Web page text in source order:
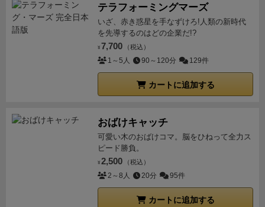
テラフォーミングマーズ
いざ、赤き惑星を手なずけろ!人類の新時代
を先導するのはどの企業だ!?
¥ 7,700 （税込）
1～5人 90～120分 129件
カートに追加する
おばけキャッチ
可愛い木のおばけコマ。脳をひねって全力ス
ピード勝負。
¥ 2,500 （税込）
2～8人 20分 95件
カートに追加する